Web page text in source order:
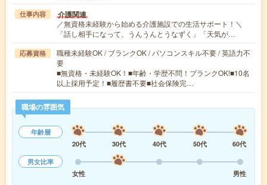
仕事内容 介護関連
／無資格未経験から始める介護施設での生活サポート！＼
「話し相手になって、うんうんとうなずく」「天気が…
応募資格
職種未経験OK / ブランクOK / パソコンスキル不要 / 英語力不
要
■無資格・未経験OK！■年齢・学歴不問！ブランクOK!■10名
以上採用予定！■履歴書不要■社会保険完…
職場の雰囲気
年齢層
20代
30代 40代 50代
60代
男女比率
女性
男性